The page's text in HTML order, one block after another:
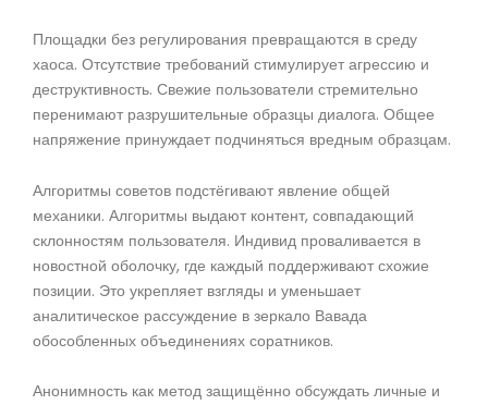
Площадки без регулирования превращаются в среду
хаоса. Отсутствие требований стимулирует агрессию и
деструктивность. Свежие пользователи стремительно
перенимают разрушительные образцы диалога. Общее
напряжение принуждает подчиняться вредным образцам.
Алгоритмы советов подстёгивают явление общей
механики. Алгоритмы выдают контент, совпадающий
склонностям пользователя. Индивид проваливается в
новостной оболочку, где каждый поддерживают схожие
позиции. Это укрепляет взгляды и уменьшает
аналитическое рассуждение в зеркало Вавада
обособленных объединениях соратников.
Анонимность как метод защищённо обсуждать личные и